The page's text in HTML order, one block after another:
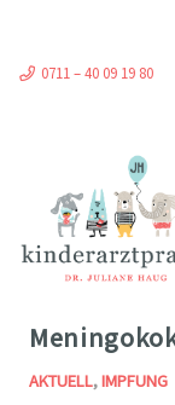
0711 – 40 09 19 80
AKTUELL,IMPFUNG